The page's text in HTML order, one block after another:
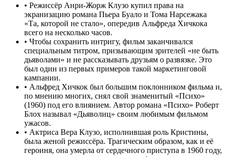
• Режиссёр Анри-Жорж Клузо купил права на
экранизацию романа Пьера Буало и Тома Нарсежака
«Та, которой не стало», опередив Альфреда Хичкока
всего на несколько часов.
• Чтобы сохранить интригу, фильм заканчивался
специальным титром, призывающим зрителей «не быть
дьяволами» и не рассказывать друзьям о развязке. Это
был один из первых примеров такой маркетинговой
кампании.
• Альфред Хичкок был большим поклонником фильма и,
по мнению многих, снял свой знаменитый «Психо»
(1960) под его влиянием. Автор романа «Психо» Роберт
Блох называл «Дьяволиц» своим любимым фильмом
ужасов.
• Актриса Вера Клузо, исполнившая роль Кристины,
была женой режиссёра. Трагическим образом, как и её
героиня, она умерла от сердечного приступа в 1960 году,